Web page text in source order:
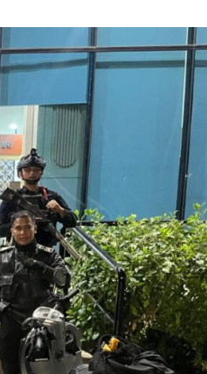
Gusdur
4, 2025
372 Taruna Akpol
Di 73 Sekolah Rakyat
TNI
5, 2026
Kriminal Tangerang Raya
Dan Sadis Oknum